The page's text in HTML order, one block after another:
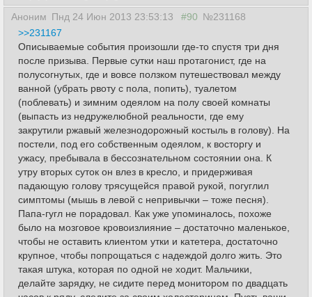
Аноним Пнд 24 Июн 2013 23:53:13 #90 №231168
>>231167
Описываемые события произошли где-то спустя три дня
после призыва. Первые сутки наш протагонист, где на
полусогнутых, где и вовсе ползком путешествовал между
ванной (убрать рвоту с пола, попить), туалетом
(поблевать) и зимним одеялом на полу своей комнаты
(выпасть из недружелюбной реальности, где ему
закрутили ржавый железнодорожный костыль в голову). На
постели, под его собственным одеялом, к восторгу и
ужасу, пребывала в бессознательном состоянии она. К
утру вторых суток он влез в кресло, и придерживая
падающую голову трясущейся правой рукой, погуглил
симптомы (мышь в левой с непривычки – тоже песня).
Папа-гугл не порадовал. Как уже упоминалось, похоже
было на мозговое кровоизлияние – достаточно маленькое,
чтобы не оставить клиентом утки и катетера, достаточно
крупное, чтобы попрощаться с надеждой долго жить. Это
такая штука, которая по одной не ходит. Мальчики,
делайте зарядку, не сидите перед монитором по двадцать